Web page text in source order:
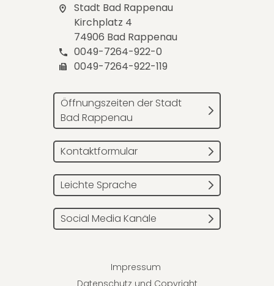
Stadt Bad Rappenau
Kirchplatz 4
74906 Bad Rappenau
0049-7264-922-0
0049-7264-922-119
Öffnungszeiten der Stadt
Bad Rappenau
Kontaktformular
Leichte Sprache
Social Media Kanäle
Impressum
Datenschutz und Copyright